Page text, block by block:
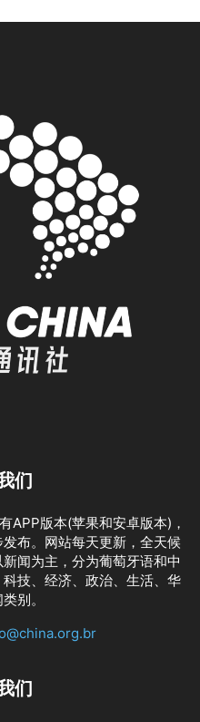
们
APP版本(苹果和安卓版本)，
布。网站每天更新，全天候
闻为主，分为葡萄牙语和中
技、经济、政治、生活、华
别。
们